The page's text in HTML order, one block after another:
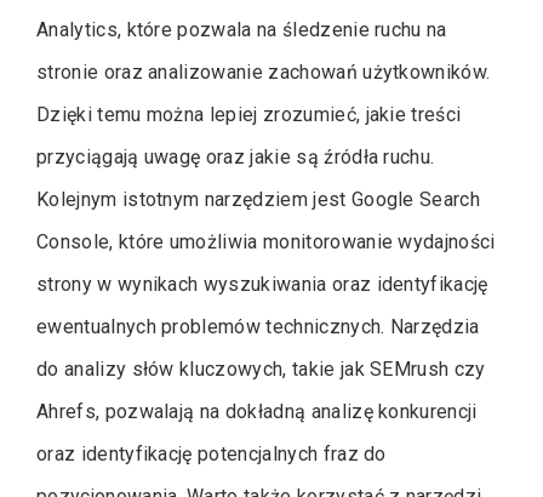
Analytics, które pozwala na śledzenie ruchu na
stronie oraz analizowanie zachowań użytkowników.
Dzięki temu można lepiej zrozumieć, jakie treści
przyciągają uwagę oraz jakie są źródła ruchu.
Kolejnym istotnym narzędziem jest Google Search
Console, które umożliwia monitorowanie wydajności
strony w wynikach wyszukiwania oraz identyfikację
ewentualnych problemów technicznych. Narzędzia
do analizy słów kluczowych, takie jak SEMrush czy
Ahrefs, pozwalają na dokładną analizę konkurencji
oraz identyfikację potencjalnych fraz do